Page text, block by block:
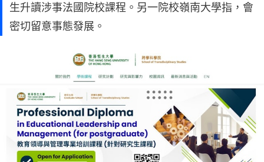
生升讀涉事法國院校課程。另一院校嶺南大學指，會
密切留意事態發展。